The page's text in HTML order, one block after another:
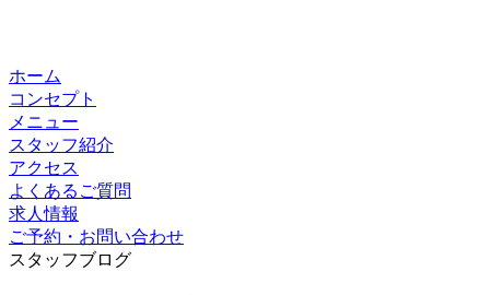
ホーム
コンセプト
メニュー
スタッフ紹介
アクセス
よくあるご質問
求人情報
ご予約・お問い合わせ
スタッフブログ